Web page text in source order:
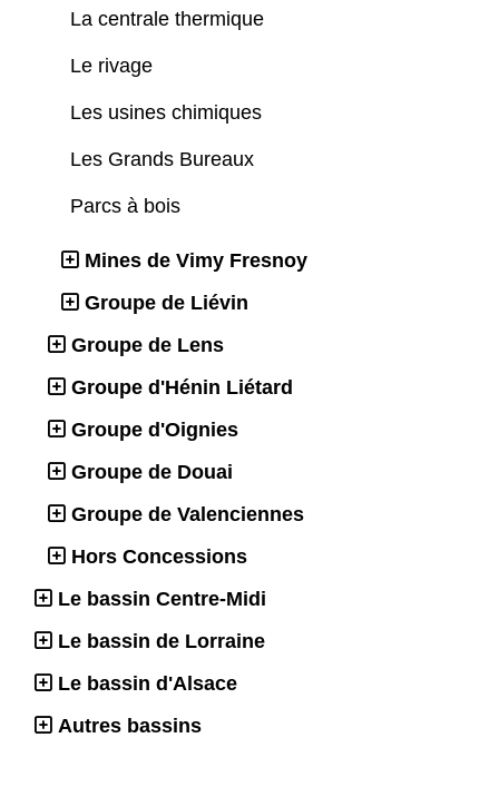
La centrale thermique
Le rivage
Les usines chimiques
Les Grands Bureaux
Parcs à bois
Mines de Vimy Fresnoy
Groupe de Liévin
Groupe de Lens
Groupe d'Hénin Liétard
Groupe d'Oignies
Groupe de Douai
Groupe de Valenciennes
Hors Concessions
Le bassin Centre-Midi
Le bassin de Lorraine
Le bassin d'Alsace
Autres bassins